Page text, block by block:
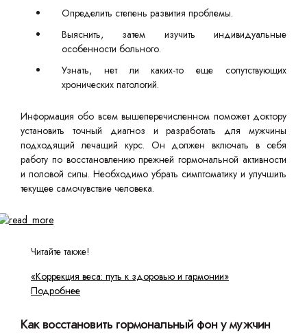
Определить степень развития проблемы.
Выяснить, затем изучить индивидуальные
особенности больного.
Узнать, нет ли каких-то еще сопутствующих
хронических патологий.
Информация обо всем вышеперечисленном поможет доктору
установить точный диагноз и разработать для мужчины
подходящий лечащий курс. Он должен включать в себя
работу по восстановлению прежней гормональной активности
и половой силы. Необходимо убрать симптоматику и улучшить
текущее самочувствие человека.
Читайте также!
«Коррекция веса: путь к здоровью и гармонии»
Подробнее
Как восстановить гормональный фон у мужчин